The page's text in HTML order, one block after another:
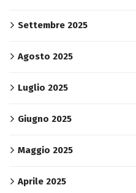
Settembre 2025
Agosto 2025
Luglio 2025
Giugno 2025
Maggio 2025
Aprile 2025